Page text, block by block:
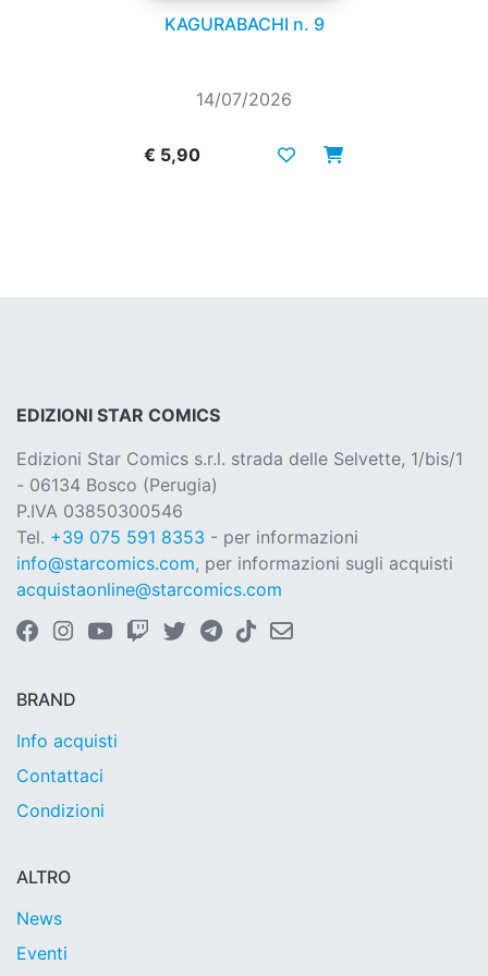
KAGURABACHI n. 9
14/07/2026
€ 5,90
EDIZIONI STAR COMICS
Edizioni Star Comics s.r.l. strada delle Selvette, 1/bis/1
- 06134 Bosco (Perugia)
P.IVA 03850300546
Tel. +39 075 591 8353 - per informazioni
info@starcomics.com, per informazioni sugli acquisti
acquistaonline@starcomics.com
BRAND
Info acquisti
Contattaci
Condizioni
ALTRO
News
Eventi